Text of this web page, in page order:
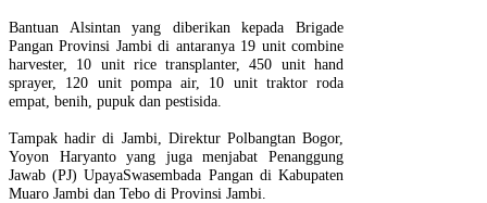
Bantuan Alsintan yang diberikan kepada Brigade
Pangan Provinsi Jambi di antaranya 19 unit combine
harvester, 10 unit rice transplanter, 450 unit hand
sprayer, 120 unit pompa air, 10 unit traktor roda
empat, benih, pupuk dan pestisida.
Tampak hadir di Jambi, Direktur Polbangtan Bogor,
Yoyon Haryanto yang juga menjabat Penanggung
Jawab (PJ) UpayaSwasembada Pangan di Kabupaten
Muaro Jambi dan Tebo di Provinsi Jambi.